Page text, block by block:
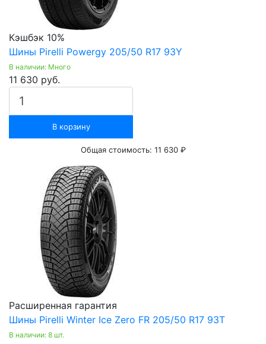
Кэшбэк 10%
Шины Pirelli Powergy 205/50 R17 93Y
В наличии: Много
11 630 руб.
В корзину
Общая стоимость: 11 630 ₽
Расширенная гарантия
Шины Pirelli Winter Ice Zero FR 205/50 R17 93Т
В наличии: 8 шт.